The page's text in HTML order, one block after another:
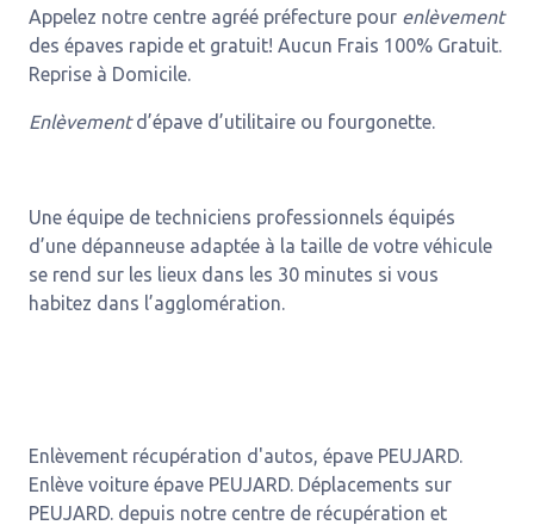
Appelez notre centre agréé préfecture pour enlèvement
des épaves rapide et gratuit! Aucun Frais 100% Gratuit.
Reprise à Domicile.
Enlèvementd’épave d’utilitaire ou fourgonette.
Une équipe de techniciens professionnels équipés
d’une dépanneuse adaptée à la taille de votre véhicule
se rend sur les lieux dans les 30 minutes si vous
habitez dans l’agglomération.
Enlèvement récupération d'autos, épave PEUJARD.
Enlève voiture épave PEUJARD. Déplacements sur
PEUJARD. depuis notre centre de récupération et